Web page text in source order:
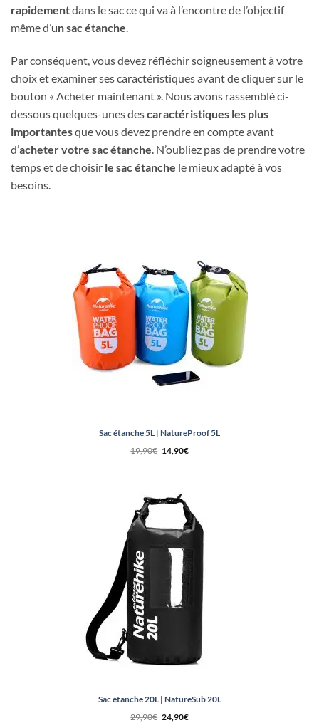
rapidementdans le sac ce qui va à l’encontre de l’objectif
même d’un sac étanche.
Par conséquent, vous devez réfléchir soigneusement à votre
choix et examiner ses caractéristiques avant de cliquer sur le
bouton « Acheter maintenant ». Nous avons rassemblé ci-
dessous quelques-unes descaractéristiques les plus
importantesque vous devez prendre en compte avant
d’acheter votre sac étanche. N’oubliez pas de prendre votre
temps et de choisir le sac étanche le mieux adapté à vos
besoins.
Sac étanche 5L | NatureProof 5L
19,90€ Le
prix
14,90€Le
Sac étanche 20L | NatureSub 20L
29,90€ Le
24,90€Le